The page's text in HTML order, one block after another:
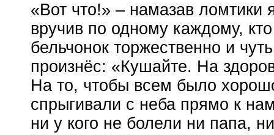
«Вот что!» – намазав ломтики
вручив по одному каждому,
бельчонок торжественно и
произнёс: «Кушайте. На
На то, чтобы всем было
спрыгивали с неба прямо к
ни у кого не болели ни папа,